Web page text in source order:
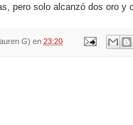
pero solo alcanzó dos oro y
G) en 23:20